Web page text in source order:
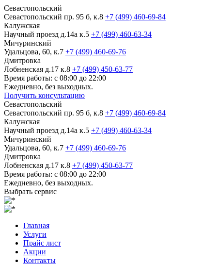
Севастопольский
Севастопольский пр. 95 б, к.8 +7 (499) 460-69-84
Калужская
Научный проезд д.14а к.5 +7 (499) 460-63-34
Мичуринский
Удальцова, 60, к.7 +7 (499) 460-69-76
Дмитровка
Лобненская д.17 к.8 +7 (499) 450-63-77
Время работы: с 08:00 до 22:00
Ежедневно, без выходных.
Получить консультацию
Севастопольский
Севастопольский пр. 95 б, к.8 +7 (499) 460-69-84
Калужская
Научный проезд д.14а к.5 +7 (499) 460-63-34
Мичуринский
Удальцова, 60, к.7 +7 (499) 460-69-76
Дмитровка
Лобненская д.17 к.8 +7 (499) 450-63-77
Время работы: с 08:00 до 22:00
Ежедневно, без выходных.
Выбрать сервис
Главная
Услуги
Прайс лист
Акции
Контакты